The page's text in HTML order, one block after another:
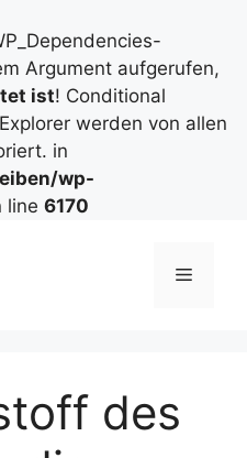
Argument aufgerufen,
ist! Conditional
werden von allen
in
wp-
line 6170
Menü
des